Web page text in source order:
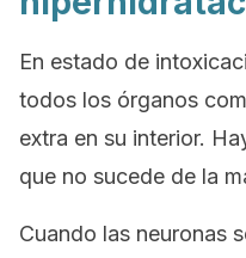
En estado de
todos los órganos
extra en su interior.
que no sucede de la
Cuando las neuronas